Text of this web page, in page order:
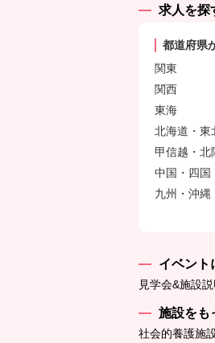
求人を探
都道府県
関東
関西
東海
北海道・東
甲信越・北
中国・四国
九州・沖縄
イベント
見学会&施設
施設をも
社会的養護施